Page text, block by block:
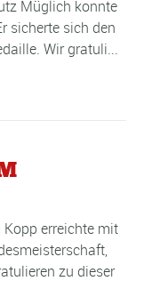
Müglich konnte
sicherte sich den
Wir gratuli...
erreichte mit
zu dieser